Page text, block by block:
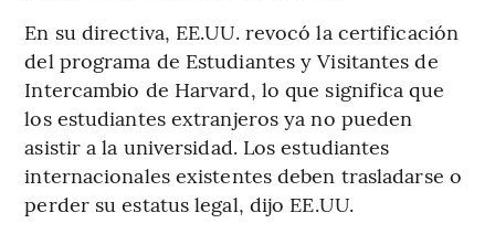
En su directiva, EE.UU. revocó la certificación
del programa de Estudiantes y Visitantes de
Intercambio de Harvard, lo que significa que
los estudiantes extranjeros ya no pueden
asistir a la universidad. Los estudiantes
internacionales existentes deben trasladarse o
perder su estatus legal, dijo EE.UU.